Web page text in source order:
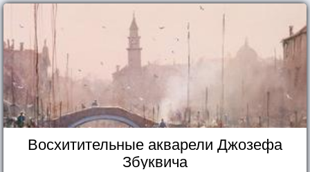
Восхитительные акварели Джозефа
Збуквича